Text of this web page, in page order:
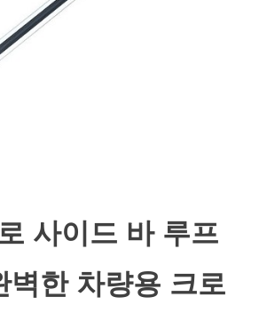
사이드 바 루프
벽한 차량용 크로